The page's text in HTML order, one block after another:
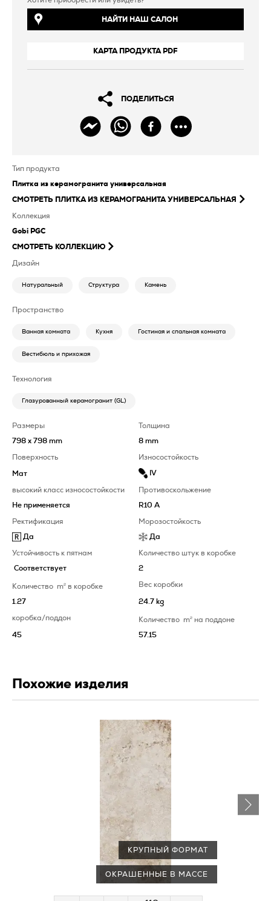
НАЙТИ НАШ САЛОН
КАРТА ПРОДУКТА PDF
ПОДЕЛИТЬСЯ
Тип продукта
Плитка из керамогранита универсальная
СМОТРЕТЬ ПЛИТКА ИЗ КЕРАМОГРАНИТА УНИВЕРСАЛЬНАЯ
Коллекция
Gobi PGC
СМОТРЕТЬ КОЛЛЕКЦИЮ
Дизайн
Натуральный Структура Камень
Пространство
Ванная комната Кухня Гостиная и спальная комната
Вестибюль и прихожая
Технология
Глазурованный керамогранит (GL)
Размеры
798 x 798 mm
Толщина
8 mm
Поверхность
Мат
Износостойкость
IV
высокий класс износостойкости
Не применяется
Противоскольжение
R10 A
Ректификация
Да
Морозостойкость
Да
Устойчивость к пятнам
Соответствует
Количество штук в коробке
2
Количество m2 в коробке
1.27
Вес коробки
24.7 kg
коробка/поддон
45
Количествоm2 на поддоне
57.15
Похожие изделия
КРУПНЫЙ ФОРМАТ
ОКРАШЕННЫЕ В МАССЕ